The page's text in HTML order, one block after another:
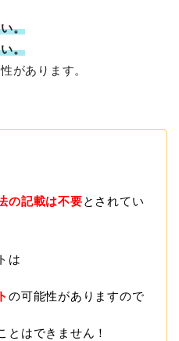
。
。
があります。
の記載は不要とされてい
は
の可能性がありますので
とはできません！